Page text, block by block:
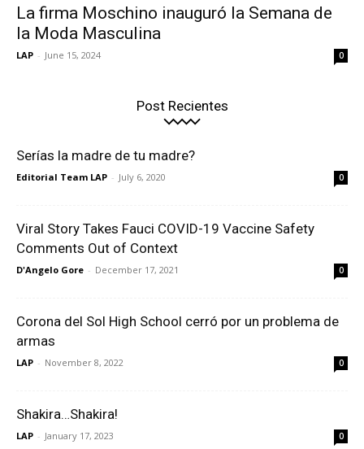
La firma Moschino inauguró la Semana de
la Moda Masculina
LAP - June 15, 2024 0
Post Recientes
Serías la madre de tu madre?
Editorial Team LAP - July 6, 2020 0
Viral Story Takes Fauci COVID-19 Vaccine Safety
Comments Out of Context
D'Angelo Gore - December 17, 2021 0
Corona del Sol High School cerró por un problema de
armas
LAP - November 8, 2022 0
Shakira…Shakira!
LAP - January 17, 2023 0